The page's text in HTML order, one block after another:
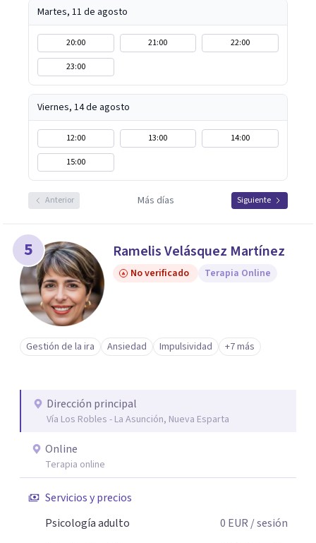
Martes, 11 de agosto
20:00 21:00
22:00
23:00
Viernes, 14 de agosto
12:00 13:00
14:00
15:00
Anterior Más días Siguiente
5 Ramelis Velásquez Martínez
No verificado Terapia Online
Gestión de la ira Ansiedad Impulsividad +7 más
Dirección principal
Vía Los Robles - La Asunción, Nueva Esparta
Online
Terapia online
Servicios y precios
Psicología adulto
0 EUR / sesión